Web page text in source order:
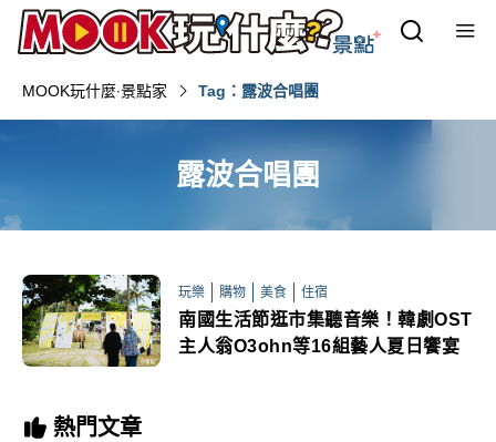
MOOK玩什麼‧景點家 Tag：露波合唱團
露波合唱團
玩樂 購物 美食 住宿
南國生活節逛市集聽音樂！韓劇OST
主人翁O3ohn等16組藝人夏日饗宴
熱門文章